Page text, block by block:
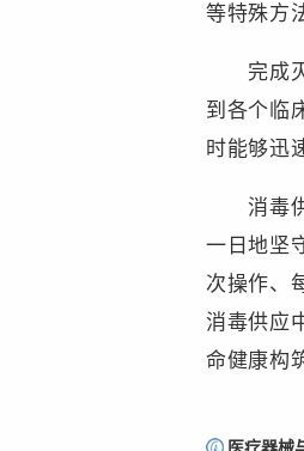
等特殊方
完成灭
到各个临
时能够迅
消毒供
一日地坚
次操作、
消毒供应
命健康构
医疗器械